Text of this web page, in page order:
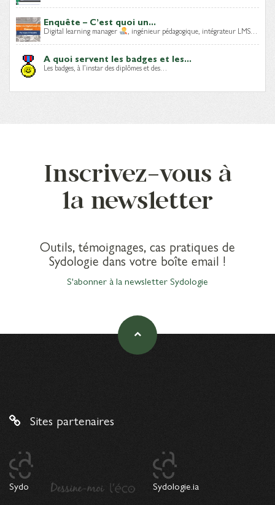
Enquête – C’est quoi un...
Digital learning manager , ingénieur pédagogique, intégrateur LMS…
A quoi servent les badges et les...
Les badges, à l’instar des diplômes et des…
Inscrivez-vous à
la newsletter
Outils, témoignages, cas pratiques de
Sydologie dans votre boîte email !
S'abonner à la newsletter Sydologie
Sites partenaires
Sydo Sydologie.ia